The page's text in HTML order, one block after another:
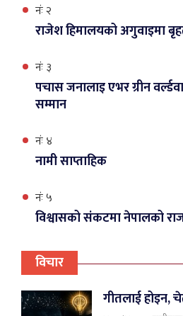
नंः २
राजेश हिमालयको अगुवाइमा
नंः ३
पचास जनालाइ एभर ग्रीन
सम्मान
नंः ४
नामी साप्ताहिक
नंः ५
विश्वासको संकटमा नेपालको
विचार
गीतलाई होइन,